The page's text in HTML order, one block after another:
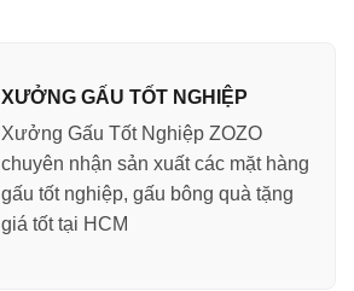
XƯỞNG GẤU TỐT NGHIỆP
Xưởng Gấu Tốt Nghiệp ZOZO
chuyên nhận sản xuất các mặt hàng
gấu tốt nghiệp, gấu bông quà tặng
giá tốt tại HCM